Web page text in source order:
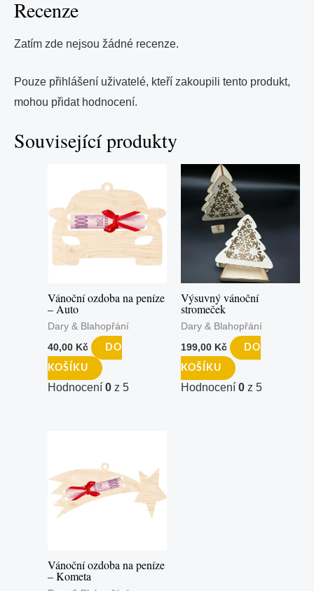
Recenze
Zatím zde nejsou žádné recenze.
Pouze přihlášení uživatelé, kteří zakoupili tento produkt,
mohou přidat hodnocení.
Související produkty
Vánoční ozdoba na peníze
– Auto
Dary & Blahopřání
40,00 Kč DO
KOŠÍKU
Hodnocení 0 z 5
Výsuvný vánoční
stromeček
Dary & Blahopřání
199,00 Kč DO
KOŠÍKU
Hodnocení 0 z 5
Vánoční ozdoba na peníze
– Kometa